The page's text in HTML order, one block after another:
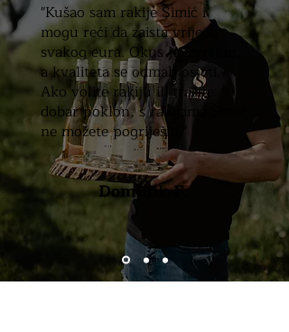
"Kušao sam rakije Šimić i
mogu reći da zaista vrijede
svakog eura. Okus je izvrstan,
a kvaliteta se odmah osjeti.
Ako volite rakiju ili tražite
dobar poklon, s rakijama Šimić
ne možete pogriješiti."
Dominik F.